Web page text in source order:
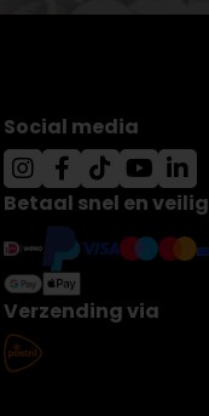
Social media
Betaal snel en veilig
Verzending via